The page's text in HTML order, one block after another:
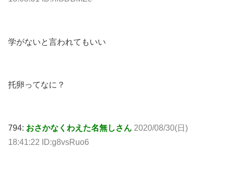
学がないと言われてもいい
托卵ってなに？
794: おさかなくわえた名無しさん 2020/08/30(日)
18:41:22 ID:g8vsRuo6